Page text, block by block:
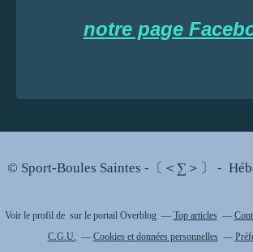
notre page
© Sport-Boules Saintes -〔＜∑＞〕 -
Voir le profil de sur le portail Overblog Top articles
C.G.U.
Cookies et données personnelles